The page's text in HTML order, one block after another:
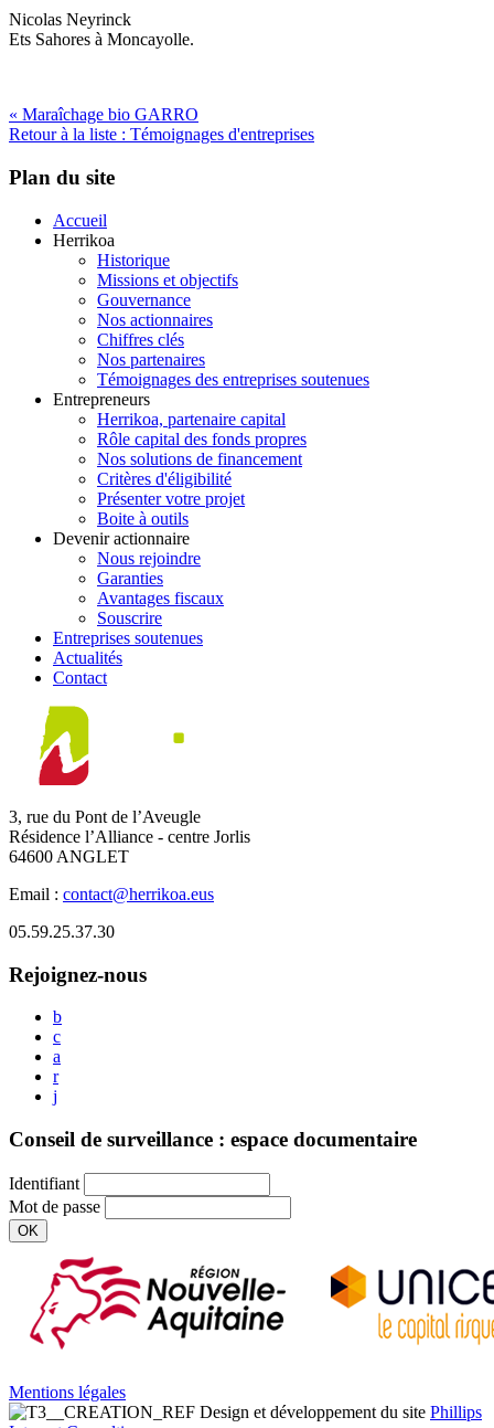
Nicolas Neyrinck
Ets Sahores à Moncayolle.
« Maraîchage bio GARRO
Retour à la liste : Témoignages d'entreprises
Plan du site
Accueil
Herrikoa
Historique
Missions et objectifs
Gouvernance
Nos actionnaires
Chiffres clés
Nos partenaires
Témoignages des entreprises soutenues
Entrepreneurs
Herrikoa, partenaire capital
Rôle capital des fonds propres
Nos solutions de financement
Critères d'éligibilité
Présenter votre projet
Boite à outils
Devenir actionnaire
Nous rejoindre
Garanties
Avantages fiscaux
Souscrire
Entreprises soutenues
Actualités
Contact
3, rue du Pont de l’Aveugle
Résidence l’Alliance - centre Jorlis
64600 ANGLET
Email : contact@herrikoa.eus
05.59.25.37.30
Rejoignez-nous
b
c
a
r
j
Conseil de surveillance : espace documentaire
Identifiant
Mot de passe
OK
Mentions légales
Design et développement du site Phillips